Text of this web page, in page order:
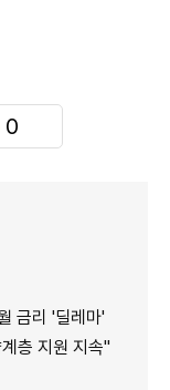
0
금리 '딜레마'
층 지원 지속"